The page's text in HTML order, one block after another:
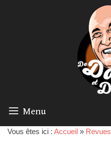
Menu
Vous êtes ici : Accueil » Revues